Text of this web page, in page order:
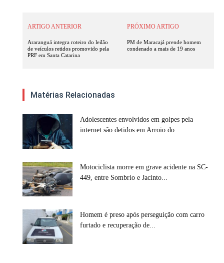
ARTIGO ANTERIOR
Araranguá integra roteiro do leilão
de veículos retidos promovido pela
PRF em Santa Catarina
PRÓXIMO ARTIGO
PM de Maracajá prende homem
condenado a mais de 19 anos
Matérias Relacionadas
Adolescentes envolvidos em golpes pela
internet são detidos em Arroio do...
Motociclista morre em grave acidente na SC-
449, entre Sombrio e Jacinto...
Homem é preso após perseguição com carro
furtado e recuperação de...